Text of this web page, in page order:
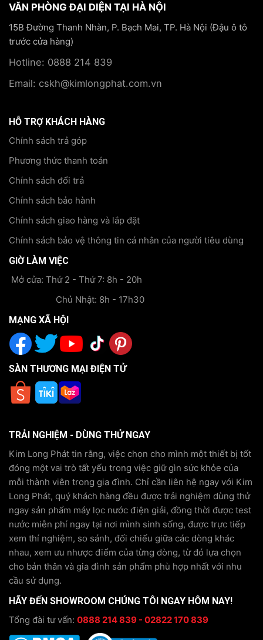
VĂN PHÒNG ĐẠI DIỆN TẠI HÀ NỘI
15B Đường Thanh Nhàn, P. Bạch Mai, TP. Hà Nội (Đậu ô tô
trước cửa hàng)
Hotline: 0888 214 839
Email: cskh@kimlongphat.com.vn
HỖ TRỢ KHÁCH HÀNG
Chính sách trả góp
Phương thức thanh toán
Chính sách đổi trả
Chính sách bảo hành
Chính sách giao hàng và lắp đặt
Chính sách bảo vệ thông tin cá nhân của người tiêu dùng
GIỜ LÀM VIỆC
Mở cửa: Thứ 2 - Thứ 7: 8h - 20h
Chủ Nhật: 8h - 17h30
MẠNG XÃ HỘI
SÀN THƯƠNG MẠI ĐIỆN TỬ
TRẢI NGHIỆM - DÙNG THỬ NGAY
Kim Long Phát tin rằng, việc chọn cho mình một thiết bị tốt
đóng một vai trò tất yếu trong việc giữ gìn sức khỏe của
mỗi thành viên trong gia đình. Chỉ cần liên hệ ngay với Kim
Long Phát, quý khách hàng đều được trải nghiệm dùng thử
ngay sản phẩm máy lọc nước điện giải, đồng thời được test
nước miễn phí ngay tại nơi mình sinh sống, được trực tiếp
xem thí nghiệm, so sánh, đối chiếu giữa các dòng khác
nhau, xem ưu nhược điểm của từng dòng, từ đó lựa chọn
cho bản thân và gia đình sản phẩm phù hợp nhất với nhu
cầu sử dụng.
HÃY ĐẾN SHOWROOM CHÚNG TÔI NGAY HÔM NAY!
Tổng đài tư vấn: 0888 214 839 - 02822 170 839